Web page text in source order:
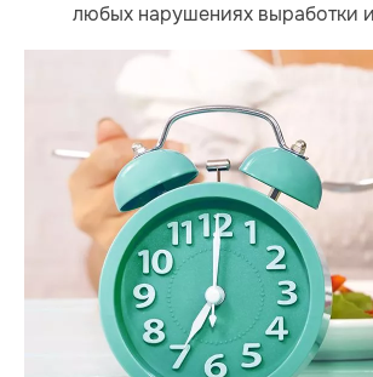
любых нарушениях выработки